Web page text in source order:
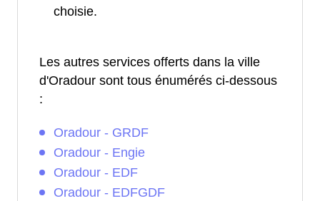
choisie.
Les autres services offerts dans la ville
d'Oradour sont tous énumérés ci-dessous
:
Oradour - GRDF
Oradour - Engie
Oradour - EDF
Oradour - EDFGDF